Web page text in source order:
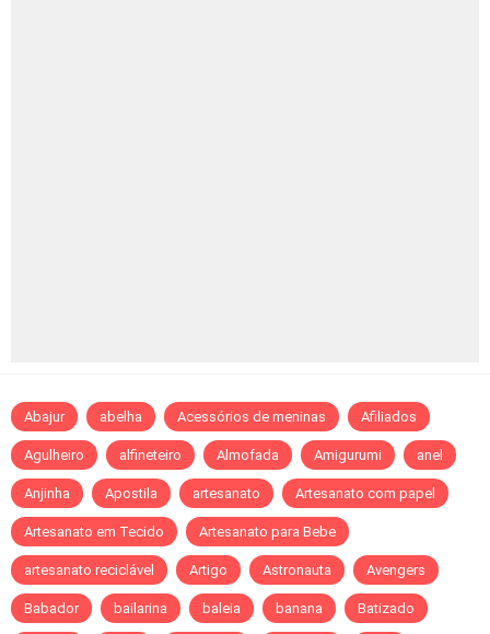
Abajur abelha Acessórios de meninas Afiliados
Agulheiro alfineteiro Almofada Amigurumi anel
Anjinha Apostila artesanato Artesanato com papel
Artesanato em Tecido Artesanato para Bebe
artesanato reciclável Artigo Astronauta Avengers
Babador bailarina baleia banana Batizado